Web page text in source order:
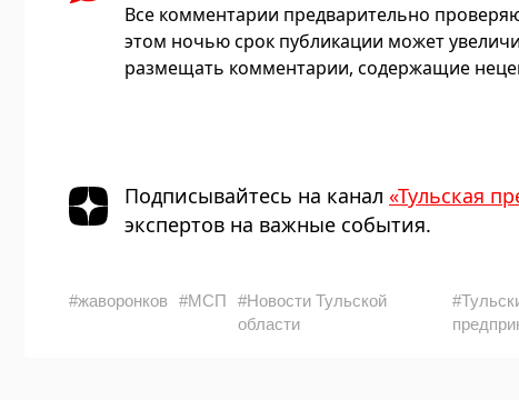
Все комментарии предварительно
этом ночью срок публикации может
размещать комментарии, содержащие
Подписывайтесь на канал «Тульская
экспертов на важные события.
#жаворонков #МСП
#Новости Тульской
области